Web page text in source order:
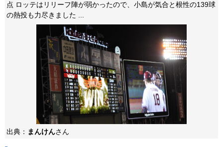
点 ロッテはリリーフ陣が弱かったので、小島が気合と根性の139球
の熱投も力尽きました ...
出典： まんけんさん